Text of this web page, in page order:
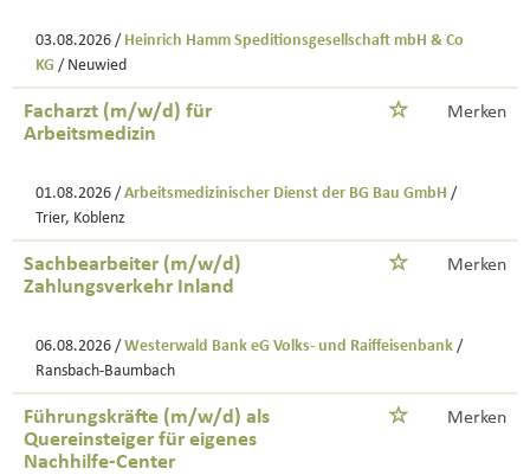
03.08.2026 / Heinrich Hamm Speditionsgesellschaft mbH & Co
KG / Neuwied
Facharzt (m/w/d) für
Arbeitsmedizin
Merken
01.08.2026 / Arbeitsmedizinischer Dienst der BG Bau GmbH /
Trier, Koblenz
Sachbearbeiter (m/w/d)
Zahlungsverkehr Inland
Merken
06.08.2026 / Westerwald Bank eG Volks- und Raiffeisenbank /
Ransbach-Baumbach
Führungskräfte (m/w/d) als
Quereinsteiger für eigenes
Nachhilfe-Center
Merken